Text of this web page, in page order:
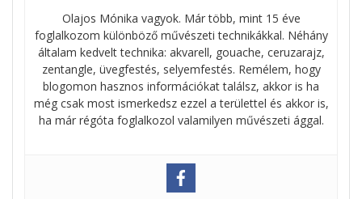
Olajos Mónika vagyok. Már több, mint 15 éve
foglalkozom különböző művészeti technikákkal. Néhány
általam kedvelt technika: akvarell, gouache, ceruzarajz,
zentangle, üvegfestés, selyemfestés. Remélem, hogy
blogomon hasznos információkat találsz, akkor is ha
még csak most ismerkedsz ezzel a területtel és akkor is,
ha már régóta foglalkozol valamilyen művészeti ággal.